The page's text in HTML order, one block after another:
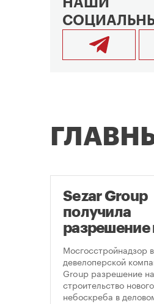
НАШИ
Sezar Group
получила
разрешение
небоскреба
«Москва-
Мосгосстройнадзор
девелоперской
Group разрешение на
строительство
небоскреба в